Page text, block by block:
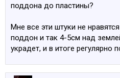
поддона до пластины?
Мне все эти штуки не
поддон и так 4-5см над
украдет, и в итоге регулярно